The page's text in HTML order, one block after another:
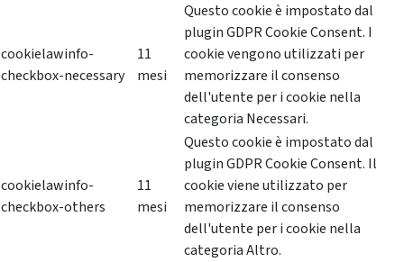
cookielawinfo-
checkbox-necessary
11
mesi
Questo cookie è impostato dal
plugin GDPR Cookie Consent. I
cookie vengono utilizzati per
memorizzare il consenso
dell'utente per i cookie nella
categoria Necessari.
cookielawinfo-
checkbox-others
11
mesi
Questo cookie è impostato dal
plugin GDPR Cookie Consent. Il
cookie viene utilizzato per
memorizzare il consenso
dell'utente per i cookie nella
categoria Altro.